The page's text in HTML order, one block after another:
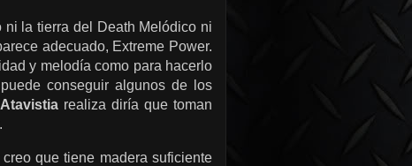
la tierra del Death Melódico ni
adecuado, Extreme Power.
y melodía como para hacerlo
conseguir algunos de los
Atavistia realiza diría que toman
.
que tiene madera suficiente